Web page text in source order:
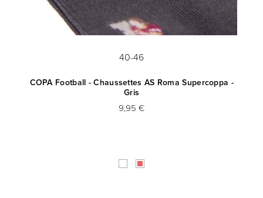
40-46
COPA Football - Chaussettes AS Roma Supercoppa -
Gris
9,95 €